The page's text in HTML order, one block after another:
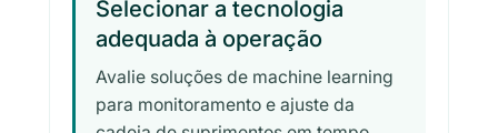
Selecionar a tecnologia
adequada à operação
Avalie soluções de machine learning
para monitoramento e ajuste da